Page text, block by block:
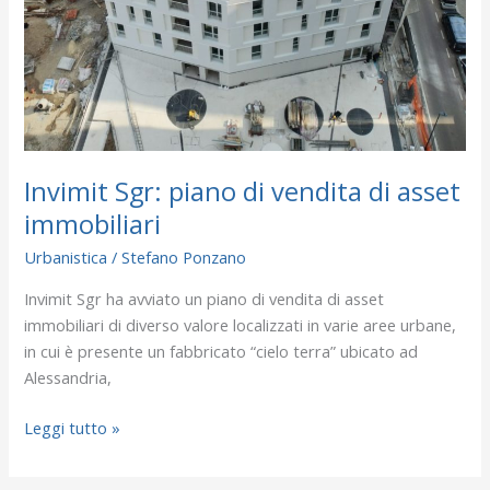
Invimit Sgr: piano di vendita di asset
immobiliari
Urbanistica /Stefano Ponzano
Invimit Sgr ha avviato un piano di vendita di asset
immobiliari di diverso valore localizzati in varie aree urbane,
in cui è presente un fabbricato “cielo terra” ubicato ad
Alessandria,
Leggi tutto »